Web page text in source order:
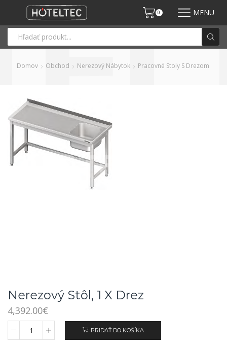
0 MENU
Domov Obchod Nerezový Nábytok Pracovné Stoly S Drezom
Nerezový Stôl, 1 X Drez
4,392.00€
PRIDAŤ DO KOŠÍKA